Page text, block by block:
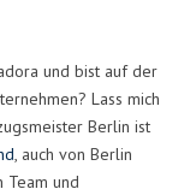
und bist auf der
Lass mich
Berlin ist
, auch von Berlin
Team und